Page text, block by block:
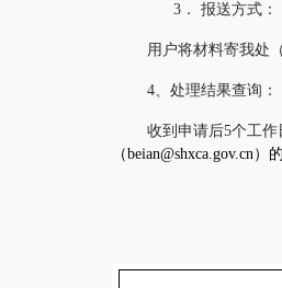
3． 报送方式：
用户将材料寄我处
4、处理结果查询：
收到申请后5个工作
（beian@shxca.gov.cn）